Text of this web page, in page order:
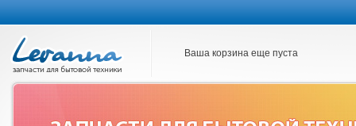
Ваша корзина еще пуста